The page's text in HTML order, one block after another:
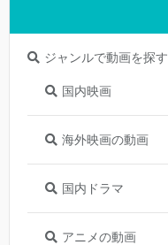
ジャンルで動画を探す
国内映画
海外映画の動画
国内ドラマ
アニメの動画